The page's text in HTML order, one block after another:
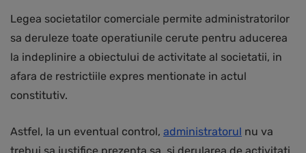
Legea societatilor comerciale permite administratorilor
sa deruleze toate operatiunile cerute pentru aducerea
la indeplinire a obiectului de activitate al societatii, in
afara de restrictiile expres mentionate in actul
constitutiv.
Astfel, la un eventual control, administratorul nu va